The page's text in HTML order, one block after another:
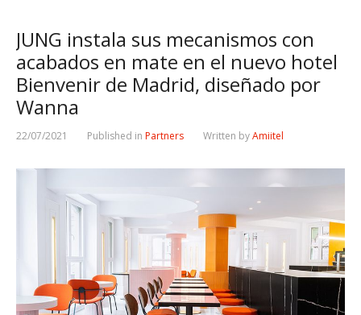
JUNG instala sus mecanismos con
acabados en mate en el nuevo hotel
Bienvenir de Madrid, diseñado por
Wanna
22/07/2021 Published in Partners Written byAmiitel